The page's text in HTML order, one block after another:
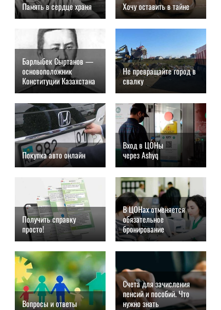
Память в сердце храня
01.09.2021, 05:24
Хочу оставить в тайне
01.09.2021, 05:09
Барлыбек Сыртанов —
основоположник
Конституции Казахстана
01.09.2021, 04:56
Не превращайте город в
свалку
01.09.2021, 04:32
Покупка авто онлайн
27.08.2021, 04:47
Вход в ЦОНы
через Ashyq
27.08.2021, 04:41
Получить справку
просто!
27.08.2021, 04:31
В ЦОНах отменяется
обязательное
бронирование
27.08.2021, 03:56
Вопросы и ответы
Счета для зачисления
пенсий и пособий. Что
нужно знать